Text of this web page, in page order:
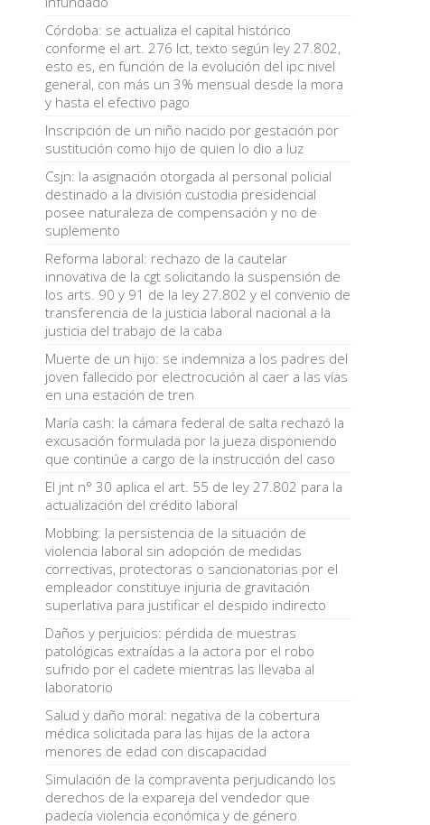
Córdoba: se actualiza el capital histórico
conforme el art. 276 lct, texto según ley 27.802,
esto es, en función de la evolución del ipc nivel
general, con más un 3% mensual desde la mora
y hasta el efectivo pago
Inscripción de un niño nacido por gestación por
sustitución como hijo de quien lo dio a luz
Csjn: la asignación otorgada al personal policial
destinado a la división custodia presidencial
posee naturaleza de compensación y no de
suplemento
Reforma laboral: rechazo de la cautelar
innovativa de la cgt solicitando la suspensión de
los arts. 90 y 91 de la ley 27.802 y el convenio de
transferencia de la justicia laboral nacional a la
justicia del trabajo de la caba
Muerte de un hijo: se indemniza a los padres del
joven fallecido por electrocución al caer a las vías
en una estación de tren
María cash: la cámara federal de salta rechazó la
excusación formulada por la jueza disponiendo
que continúe a cargo de la instrucción del caso
El jnt n° 30 aplica el art. 55 de ley 27.802 para la
actualización del crédito laboral
Mobbing: la persistencia de la situación de
violencia laboral sin adopción de medidas
correctivas, protectoras o sancionatorias por el
empleador constituye injuria de gravitación
superlativa para justificar el despido indirecto
Daños y perjuicios: pérdida de muestras
patológicas extraídas a la actora por el robo
sufrido por el cadete mientras las llevaba al
laboratorio
Salud y daño moral: negativa de la cobertura
médica solicitada para las hijas de la actora
menores de edad con discapacidad
Simulación de la compraventa perjudicando los
derechos de la expareja del vendedor que
padecía violencia económica y de género